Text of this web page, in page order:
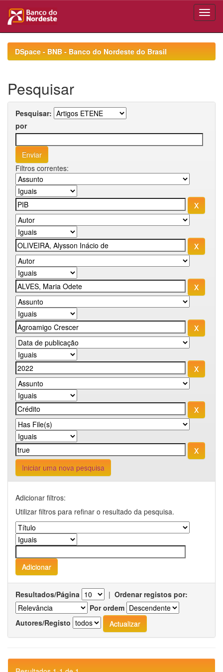
navigationDSpace - BNB - Banco do Nordeste do Brasil
Pesquisar
Pesquisar:
por
Filtros correntes:
Iniciar uma nova pesquisa
Adicionar filtros:
Utilizar filtros para refinar o resultado da pesquisa.
Resultados/Página | Ordenar registos por:
Por ordem
Autores/Registo